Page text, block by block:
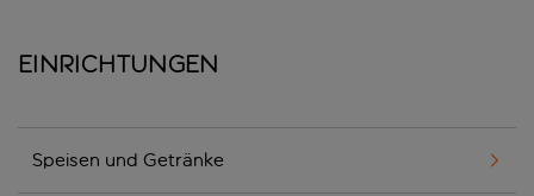
Einrichtungen
Speisen und Getränke